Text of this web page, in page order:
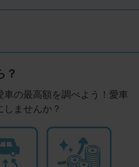
？
の最高額を調べよう！愛車
しませんか？